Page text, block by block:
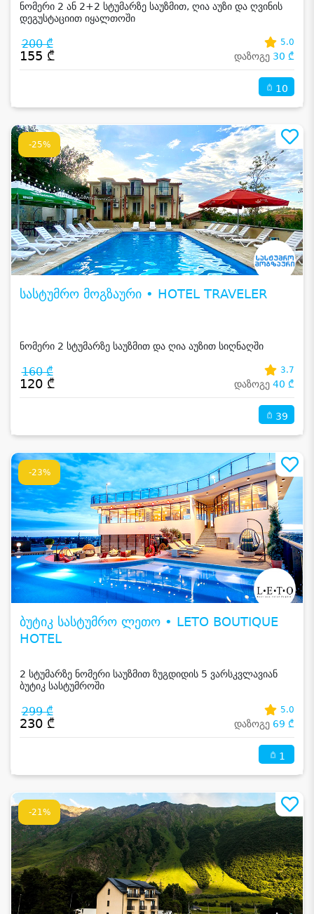
ნომერი 2 ან 2+2 სტუმარზე საუზმით, ღია აუზი და ღვინის
დეგუსტაციით იყალთოში
200 ₾
155 ₾
5.0
დაზოგე 30 ₾
10
-25%
სასტუმრო მოგზაური • HOTEL TRAVELER
ნომერი 2 სტუმარზე საუზმით და ღია აუზით სიღნაღში
160 ₾
120 ₾
3.7
დაზოგე 40 ₾
39
-23%
ბუტიკ სასტუმრო ლეთო • LETO BOUTIQUE
HOTEL
2 სტუმარზე ნომერი საუზმით ზუგდიდის 5 ვარსკვლავიან
ბუტიკ სასტუმროში
299 ₾
230 ₾
5.0
დაზოგე 69 ₾
1
-21%